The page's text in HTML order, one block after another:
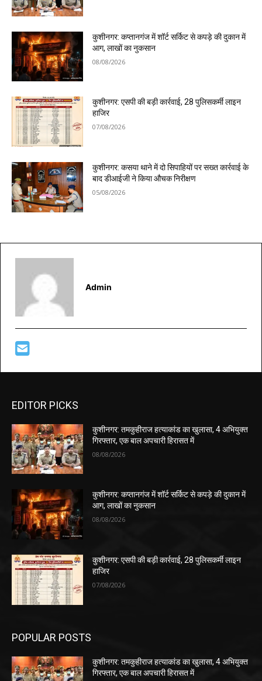
कुशीनगर: कप्तानगंज में शॉर्ट सर्किट से कपड़े की दुकान में
आग, लाखों का नुकसान
08/08/2026
कुशीनगर: एसपी की बड़ी कार्रवाई, 28 पुलिसकर्मी लाइन
हाजिर
07/08/2026
कुशीनगर: कसया थाने में दो सिपाहियों पर सख्त कार्रवाई के
बाद डीआईजी ने किया औचक निरीक्षण
05/08/2026
Admin
EDITOR PICKS
कुशीनगर: तमकुहीराज हत्याकांड का खुलासा, 4 अभियुक्त
गिरफ्तार, एक बाल अपचारी हिरासत में
08/08/2026
कुशीनगर: कप्तानगंज में शॉर्ट सर्किट से कपड़े की दुकान में
आग, लाखों का नुकसान
08/08/2026
कुशीनगर: एसपी की बड़ी कार्रवाई, 28 पुलिसकर्मी लाइन
हाजिर
07/08/2026
POPULAR POSTS
कुशीनगर: तमकुहीराज हत्याकांड का खुलासा, 4 अभियुक्त
गिरफ्तार, एक बाल अपचारी हिरासत में